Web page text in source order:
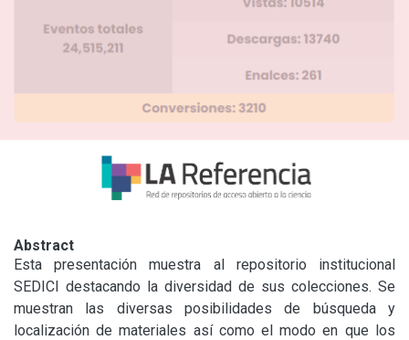
Abstract
Esta presentación muestra al repositorio institucional
SEDICI destacando la diversidad de sus colecciones. Se
muestran las diversas posibilidades de búsqueda y
localización de materiales así como el modo en que los